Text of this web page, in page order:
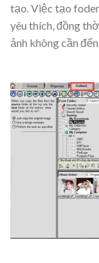
tạo. Việc tạo
yêu thích, đồng
ảnh không cần đến.